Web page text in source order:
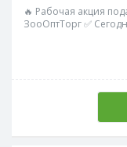
🔥 Рабочая акция
ЗооОптТорг ✅